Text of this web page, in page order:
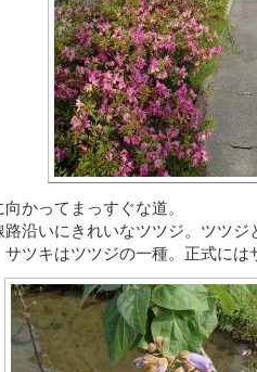
かってまっすぐな道。
沿いにきれいなツツジ。ツツジ
サツキはツツジの一種。正式には